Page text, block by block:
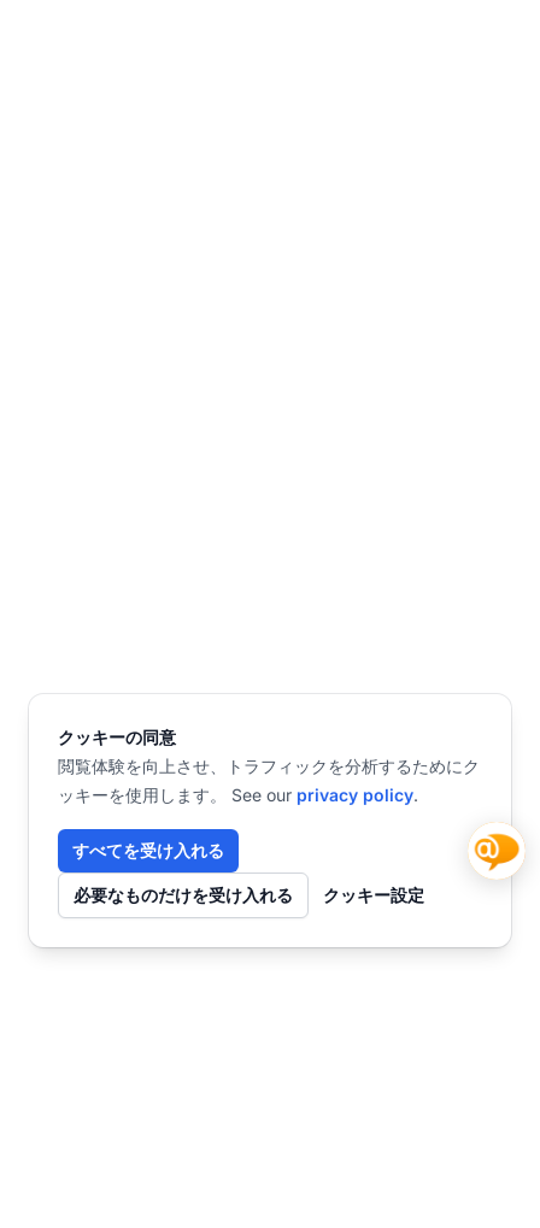
クッキーの同意
閲覧体験を向上させ、トラフィックを分析するためにク
ッキーを使用します。 See our privacy policy.
すべてを受け入れる
必要なものだけを受け入れる クッキー設定